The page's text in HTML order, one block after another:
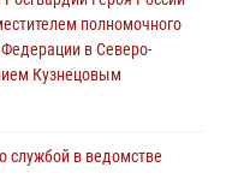
полномочного
в Северо-
Кузнецовым
службой в ведомстве